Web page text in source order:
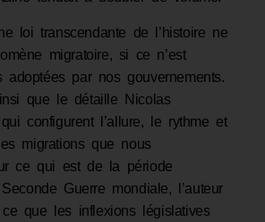
loi transcendante de l’histoire ne
migratoire, si ce n’est
adoptées par nos gouvernements.
que le détaille Nicolas
configurent l’allure, le rythme et
migrations que nous
ce qui est de la période
Guerre mondiale, l’auteur
que les inflexions législatives